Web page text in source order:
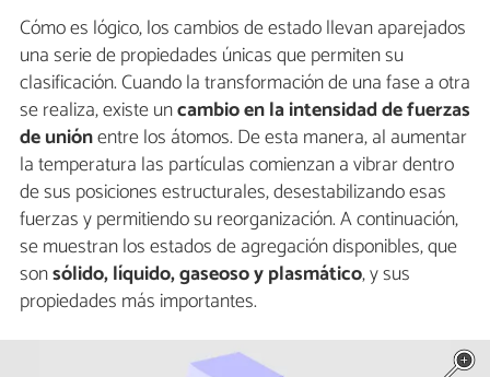
Cómo es lógico, los cambios de estado llevan aparejados
una serie de propiedades únicas que permiten su
clasificación. Cuando la transformación de una fase a otra
se realiza, existe uncambio en la intensidad de fuerzas
de uniónentre los átomos. De esta manera, al aumentar
la temperatura las partículas comienzan a vibrar dentro
de sus posiciones estructurales, desestabilizando esas
fuerzas y permitiendo su reorganización. A continuación,
se muestran los estados de agregación disponibles, que
sonsólido, líquido, gaseoso y plasmático, y sus
propiedades más importantes.